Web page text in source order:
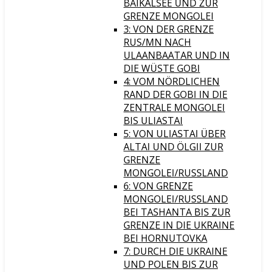
BAIKALSEE UND ZUR
GRENZE MONGOLEI
3: VON DER GRENZE
RUS/MN NACH
ULAANBAATAR UND IN
DIE WÜSTE GOBI
4: VOM NÖRDLICHEN
RAND DER GOBI IN DIE
ZENTRALE MONGOLEI
BIS ULIASTAI
5: VON ULIASTAI ÜBER
ALTAI UND ÖLGII ZUR
GRENZE
MONGOLEI/RUSSLAND
6: VON GRENZE
MONGOLEI/RUSSLAND
BEI TASHANTA BIS ZUR
GRENZE IN DIE UKRAINE
BEI HORNUTOVKA
7: DURCH DIE UKRAINE
UND POLEN BIS ZUR